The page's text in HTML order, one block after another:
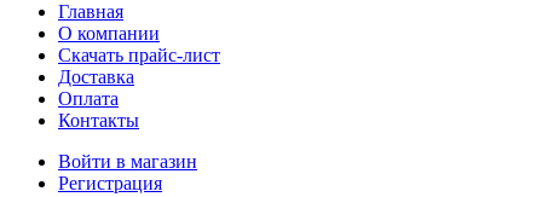
Главная
О компании
Скачать прайс-лист
Доставка
Оплата
Контакты
Войти в магазин
Регистрация